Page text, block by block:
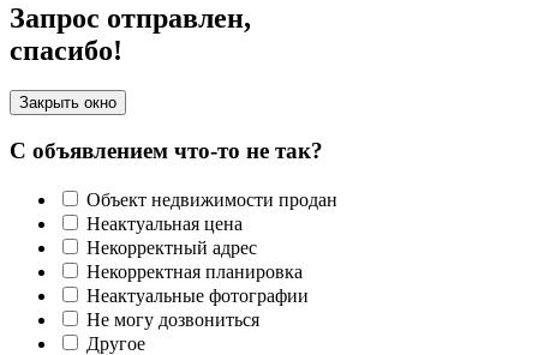
Запрос отправлен,
спасибо!
Закрыть окно
С объявлением что-то не так?
Объект недвижимости продан
Неактуальная цена
Некорректный адрес
Некорректная планировка
Неактуальные фотографии
Не могу дозвониться
Другое